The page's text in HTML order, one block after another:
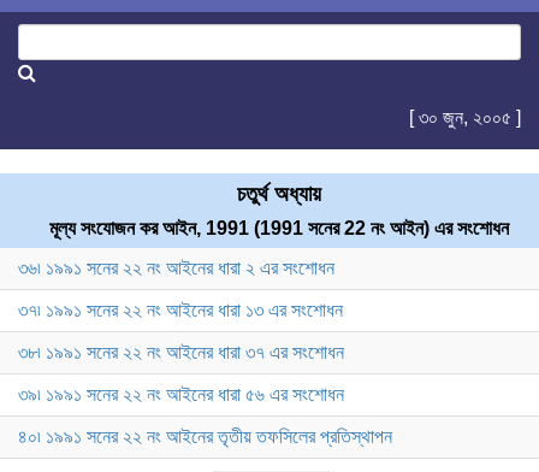
[ ৩০ জুন, ২০০৫ ]
চতুর্থ অধ্যায়
মূল্য সংযোজন কর আইন, 1991 (1991 সনের 22 নং আইন) এর সংশোধন
৩৬৷ ১৯৯১ সনের ২২ নং আইনের ধারা ২ এর সংশোধন
৩৭৷ ১৯৯১ সনের ২২ নং আইনের ধারা ১৩ এর সংশোধন
৩৮৷ ১৯৯১ সনের ২২ নং আইনের ধারা ৩৭ এর সংশোধন
৩৯৷ ১৯৯১ সনের ২২ নং আইনের ধারা ৫৬ এর সংশোধন
৪০৷ ১৯৯১ সনের ২২ নং আইনের তৃতীয় তফসিলের প্রতিস্থাপন